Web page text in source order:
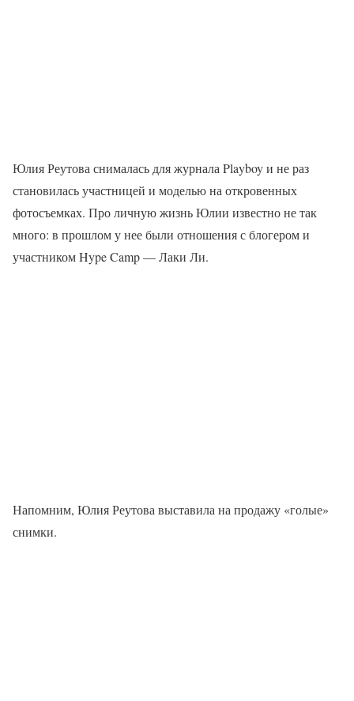
Юлия Реутова снималась для журнала Playboy и не раз
становилась участницей и моделью на откровенных
фотосъемках. Про личную жизнь Юлии известно не так
много: в прошлом у нее были отношения с блогером и
участником Hype Camp — Лаки Ли.
Напомним, Юлия Реутова выставила на продажу «голые»
снимки.